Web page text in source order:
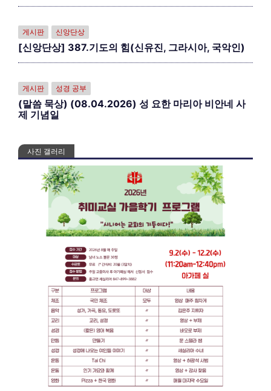
게시판 신앙단상
[신앙단상] 387.기도의 힘(신유진, 그라시아, 국악인)
게시판 성경 공부
(말씀 묵상) (08.04.2026) 성 요한 마리아 비안네 사
제 기념일
사진 갤러리